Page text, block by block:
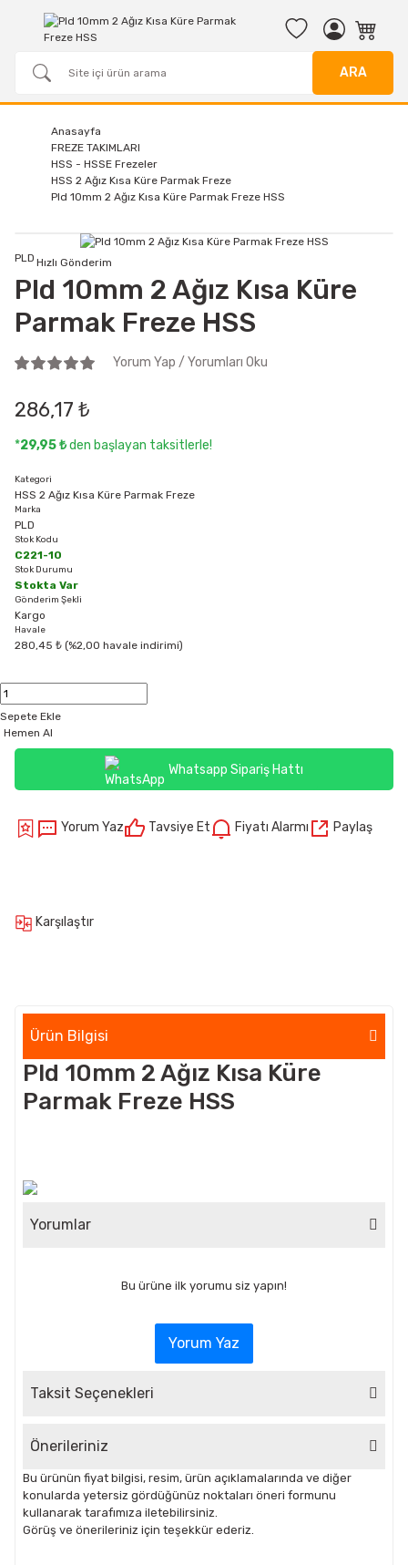
ARA
Anasayfa
FREZE TAKIMLARI
HSS - HSSE Frezeler
HSS 2 Ağız Kısa Küre Parmak Freze
Pld 10mm 2 Ağız Kısa Küre Parmak Freze HSS
Hızlı Gönderim
PLD
Pld 10mm 2 Ağız Kısa Küre
Parmak Freze HSS
Yorum Yap / Yorumları Oku
286,17 ₺
*29,95 ₺den başlayan taksitlerle!
Kategori
HSS 2 Ağız Kısa Küre Parmak Freze
Marka
PLD
Stok Kodu
C221-10
Stok Durumu
Stokta Var
Gönderim Şekli
Kargo
Havale
280,45 ₺ (%2,00 havale indirimi)
Sepete Ekle
Hemen Al
Whatsapp Sipariş Hattı
Yorum Yaz Tavsiye Et Fiyatı Alarmı Paylaş
Karşılaştır
Ürün Bilgisi
Pld 10mm 2 Ağız Kısa Küre
Parmak Freze HSS
Yorumlar
Bu ürüne ilk yorumu siz yapın!
Yorum Yaz
Taksit Seçenekleri
Önerileriniz
Bu ürünün fiyat bilgisi, resim, ürün açıklamalarında ve diğer
konularda yetersiz gördüğünüz noktaları öneri formunu
kullanarak tarafımıza iletebilirsiniz.
Görüş ve önerileriniz için teşekkür ederiz.